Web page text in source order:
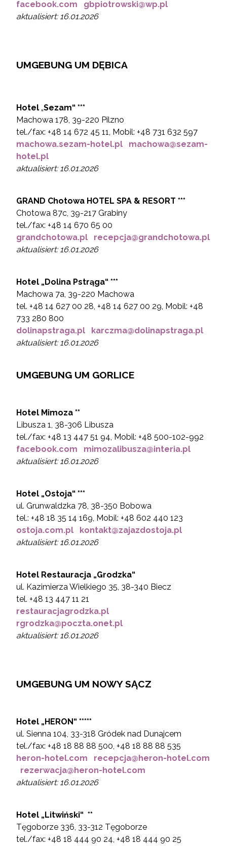
facebook.com
gbpiotrowski@wp.pl
aktualisiert: 16.01.2026
UMGEBUNG UM DĘBICA
Hotel „Sezam“ ***
Machowa 178, 39-220 Pilzno
tel./fax: +48 14 672 45 11, Mobil: +48 731 632 597
machowa.sezam-hotel.pl
machowa@sezam-
hotel.pl
aktualisiert: 16.01.2026
GRAND Chotowa HOTEL SPA & RESORT ***
Chotowa 87c, 39-217 Grabiny
tel./fax: +48 14 670 65 00
grandchotowa.pl
recepcja@grandchotowa.pl
aktualisiert: 16.01.2026
Hotel „Dolina Pstrąga“ ***
Machowa 7a, 39-220 Machowa
tel. +48 14 627 00 28, +48 14 627 00 29, Mobil: +48
733 280 800
dolinapstraga.pl
karczma@dolinapstraga.pl
aktualisiert: 16.01.2026
UMGEBUNG UM GORLICE
Hotel Mimoza **
Libusza 1, 38-306 Libusza
tel./fax: +48 13 447 51 94, Mobil: +48 500-102-992
facebook.com
mimozalibusza@interia.pl
aktualisiert: 16.01.2026
Hotel „Ostoja“ ***
ul. Grunwaldzka 78, 38-350 Bobowa
tel.: +48 18 35 14 169, Mobil: +48 602 440 123
ostoja.com.pl
kontakt@zajazdostoja.pl
aktualisiert: 16.01.2026
Hotel Restauracja „Grodzka“
ul. Kazimierza Wielkiego 35, 38-340 Biecz
tel. +48 13 447 11 21
restauracjagrodzka.pl
rgrodzka@poczta.onet.pl
aktualisiert: 16.01.2026
UMGEBUNG UM NOWY SĄCZ
Hotel „HERON“ *****
ul. Sienna 104, 33-318 Gródek nad Dunajcem
tel./fax: +48 18 88 88 500, +48 18 88 88 535
heron-hotel.com
recepcja@heron-hotel.com
rezerwacja@heron-hotel.com
aktualisiert: 16.01.2026
Hotel „ Litwiński“ **
Tęgoborze 336, 33-312 Tęgoborze
tel./fax: +48 18 444 90 24, +48 18 444 90 25